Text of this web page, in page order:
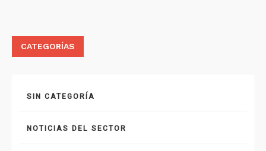
CATEGORÍAS
SIN CATEGORÍA
NOTICIAS DEL SECTOR